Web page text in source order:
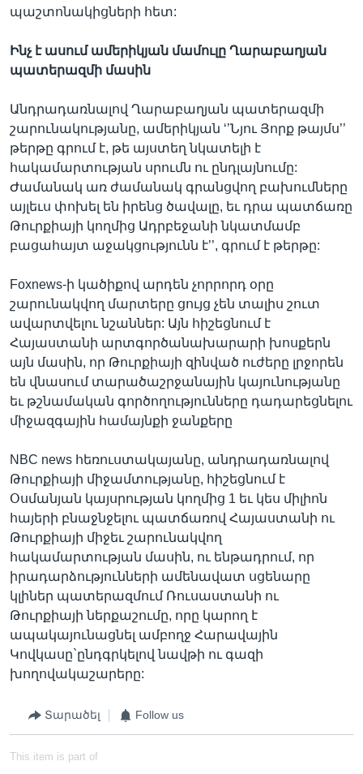
պաշտոնակիցների հետ:
Ինչ է ասում ամերիկյան մամուլը Ղարաբաղյան
պատերազմի մասին
Անդրադառնալով Ղարաբաղյան պատերազմի
շարունակությանը, ամերիկյան ‘’Նյու Յորք թայմս’’
թերթը գրում է, թե այստեղ նկատելի է
հակամարտության սրումն ու ընդլայնումը:
Ժամանակ առ ժամանակ գրանցվող բախումները
այլեւս փոխել են իրենց ծավալը, եւ դրա պատճառը
Թուրքիայի կողմից Ադրբեջանի նկատմամբ
բացահայտ աջակցությունն է’’, գրում է թերթը:
Foxnews-ի կածիքով արդեն չորրորդ օրը
շարունակվող մարտերը ցույց չեն տալիս շուտ
ավարտվելու նշաններ: Այն հիշեցնում է
Հայաստանի արտգործանախարարի խոսքերն
այն մասին, որ Թուրքիայի զինված ուժերը լրջորեն
են վնասում տարածաշրջանային կայունությանը
եւ թշնամական գործողությունները դադարեցնելու
միջազգային համայնքի ջանքերը
NBC news հեռուստակայանը, անդրադառնալով
Թուրքիայի միջամտությանը, հիշեցնում է
Օսմանյան կայսրության կողմից 1 եւ կես միլիոն
հայերի բնաջնջելու պատճառով Հայաստանի ու
Թուրքիայի միջեւ շարունակվող
հակամարտության մասին, ու ենթադրում, որ
իրադարձությունների ամենավատ սցենարը
կլիներ պատերազմում Ռուսաստանի ու
Թուրքիայի ներքաշումը, որը կարող է
ապակայունացնել ամբողջ Հարավային
Կովկասը`ընդգրկելով նավթի ու գազի
խողովակաշարերը:
Տարածել Follow us
This item is part of